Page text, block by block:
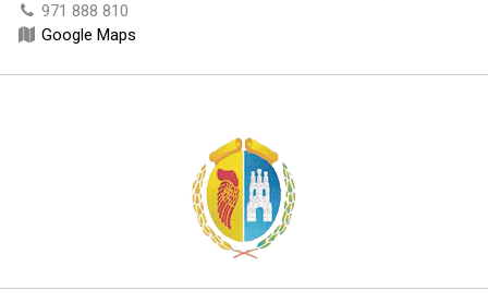
971 888 810
Google Maps